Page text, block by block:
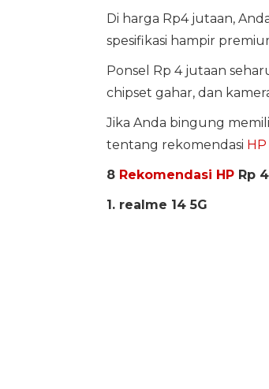
Di harga Rp4 jutaan,
spesifikasi hampir
Ponsel Rp 4 jutaan
chipset gahar, dan
Jika Anda bingung
tentang rekomendasi
8 Rekomendasi HPRp 4
1. realme 14 5G